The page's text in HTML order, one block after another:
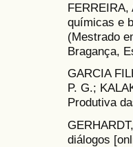
químicas e
(Mestrado
Bragança,
GARCIA
P. G.;
Produtiva
diálogos